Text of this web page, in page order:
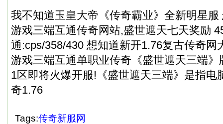
我不知道玉皇大帝《传奇霸业》全新明星
游戏三端互通传奇网站,盛世遮天七天奖励
通:cps/358/430 想知道新开1.76复古传奇网
游戏三端互通单职业传奇《盛世遮天三端
1区即将火爆开服!《盛世遮天三端》是指电
奇1.76
Tags:传奇新服网